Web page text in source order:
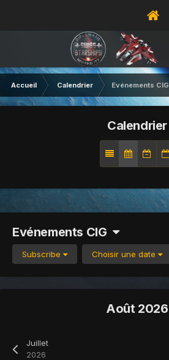
Accueil Calendrier Evénements CIG
Calendrier
Evénements CIG
Subscribe Choisir une date
Juillet
2026
Août 2026